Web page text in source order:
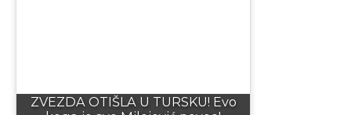
ZVEZDA OTIŠLA U TURSKU! Evo